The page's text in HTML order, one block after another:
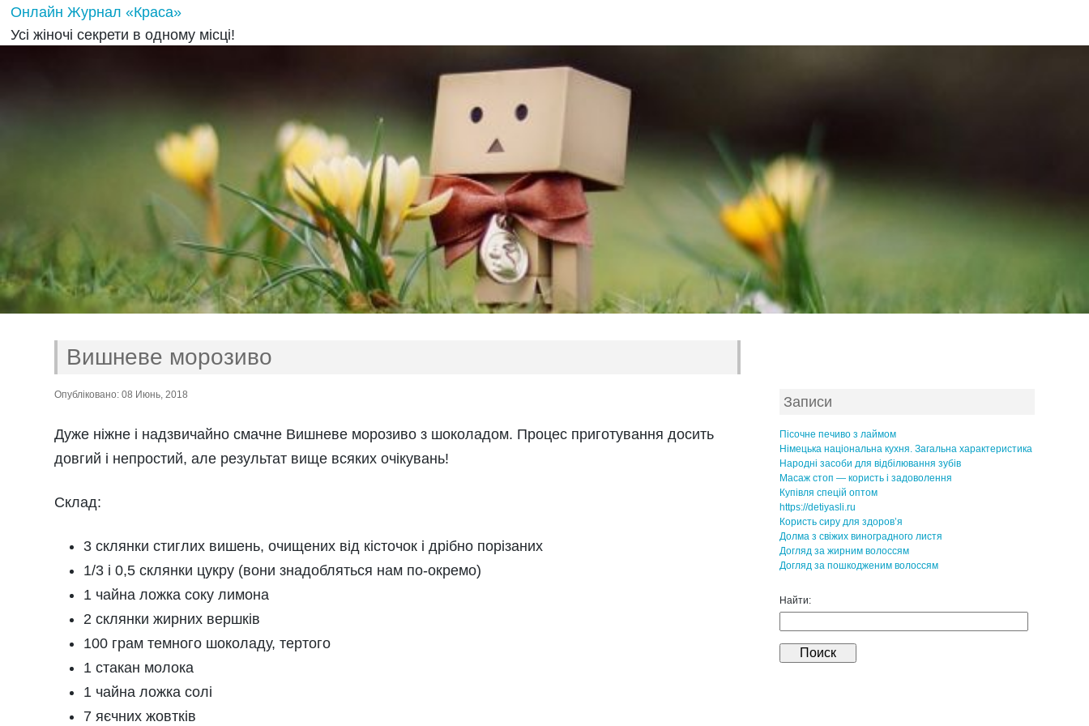
Онлайн Журнал «Краса»
Усі жіночі секрети в одному місці!
Вишневе морозиво
Опубліковано: 08 Июнь, 2018
Дуже ніжне і надзвичайно смачне Вишневе морозиво з шоколадом. Процес приготування досить
довгий і непростий, але результат вище всяких очікувань!
Склад:
3 склянки стиглих вишень, очищених від кісточок і дрібно порізаних
1/3 і 0,5 склянки цукру (вони знадобляться нам по-окремо)
1 чайна ложка соку лимона
2 склянки жирних вершків
100 грам темного шоколаду, тертого
1 стакан молока
1 чайна ложка солі
7 яєчних жовтків
Записи
Пісочне печиво з лаймом
Німецька національна кухня. Загальна характеристика
Народні засоби для відбілювання зубів
Масаж стоп — користь і задоволення
Купівля спецій оптом
https://detiyasli.ru
Користь сиру для здоров’я
Долма з свіжих виноградного листя
Догляд за жирним волоссям
Догляд за пошкодженим волоссям
Найти: